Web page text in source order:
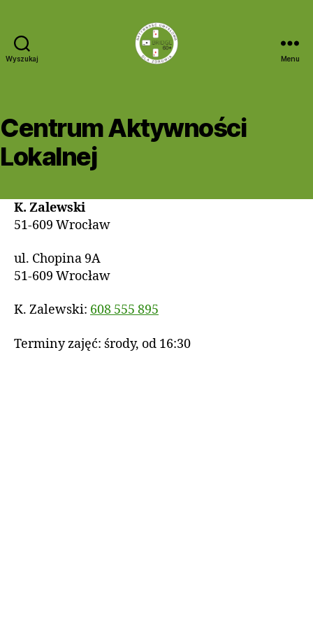
Wyszukaj Menu
Centrum Aktywności
Lokalnej
K. Zalewski
51-609 Wrocław
ul. Chopina 9A
51-609 Wrocław
K. Zalewski: 608 555 895
Terminy zajęć: środy, od 16:30